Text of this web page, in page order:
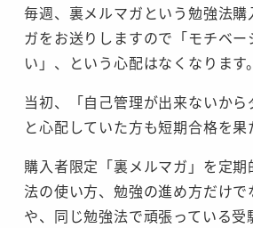
毎週、裏メルマガという勉強法
ガをお送りしますので「モチベー
い」、という心配はなくなります。
当初、「自己管理が出来ないから
と心配していた方も短期合格を果
購入者限定「裏メルマガ」を定
法の使い方、勉強の進め方だけ
や、同じ勉強法で頑張っている